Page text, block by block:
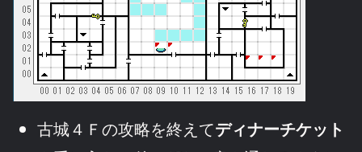
古城４Ｆの攻略を終えてディナーチケット